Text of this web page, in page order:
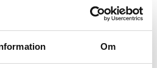
Om